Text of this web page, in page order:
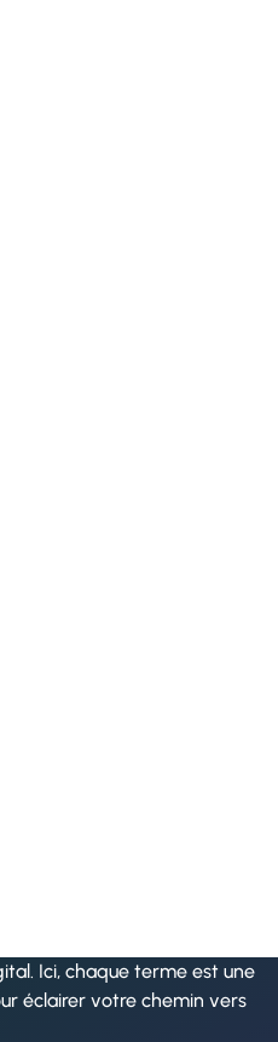
Ici, chaque terme est une
éclairer votre chemin vers